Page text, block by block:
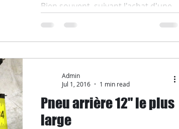
Bien souvent, suivant l'achat d'une
dépenses est bien entendu
l'entretien de celle-ci. Nos amis...
Pneu arrière 12" le plus
large
Admin
Jul 1, 2016
1 min read